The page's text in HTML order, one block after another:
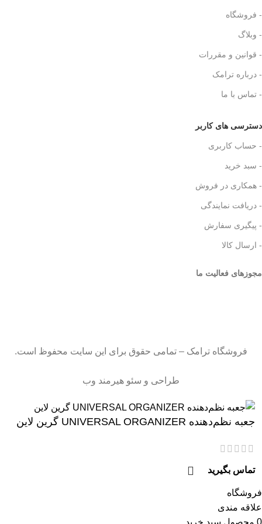
- فروشگاه
- وبلاگ
- قوانین و مقررات
- درباره ترامک
- تماس با ما
دسترسی های کاربر
- حساب کاربری
- سبد خرید
- همکاری در فروش
- دریافت نمایندگی
- پیگیری سفارش
- ارسال کالا
مجوزهای فعالیت ما
فروشگاه ترامک – تمامی حقوق برای این سایت محفوظ است.
طراحی و سئو هیرمند وب
جعبه نظم‌دهنده UNIVERSAL ORGANIZER گرین لاین
تماس بگیرید
فروشگاه
علاقه مندی